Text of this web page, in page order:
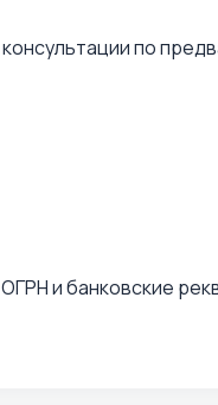
по
и банковские